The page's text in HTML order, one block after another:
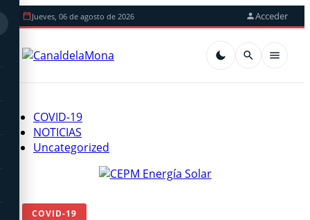
Jueves, 06 de agosto de 2026 Acceder
COVID-19
NOTICIAS
Uncategorized
COVID-19